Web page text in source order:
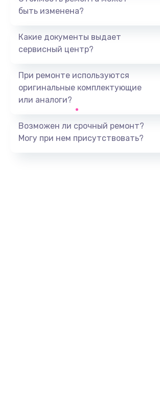
Ремонт южного моста
Замена батарейки BIOS
Заказать
быть изменена?
Какие документы выдает
сервисный центр?
При ремонте используются
оригинальные комплектующие
или аналоги?
Возможен ли срочный ремонт?
Могу при нем присутствовать?